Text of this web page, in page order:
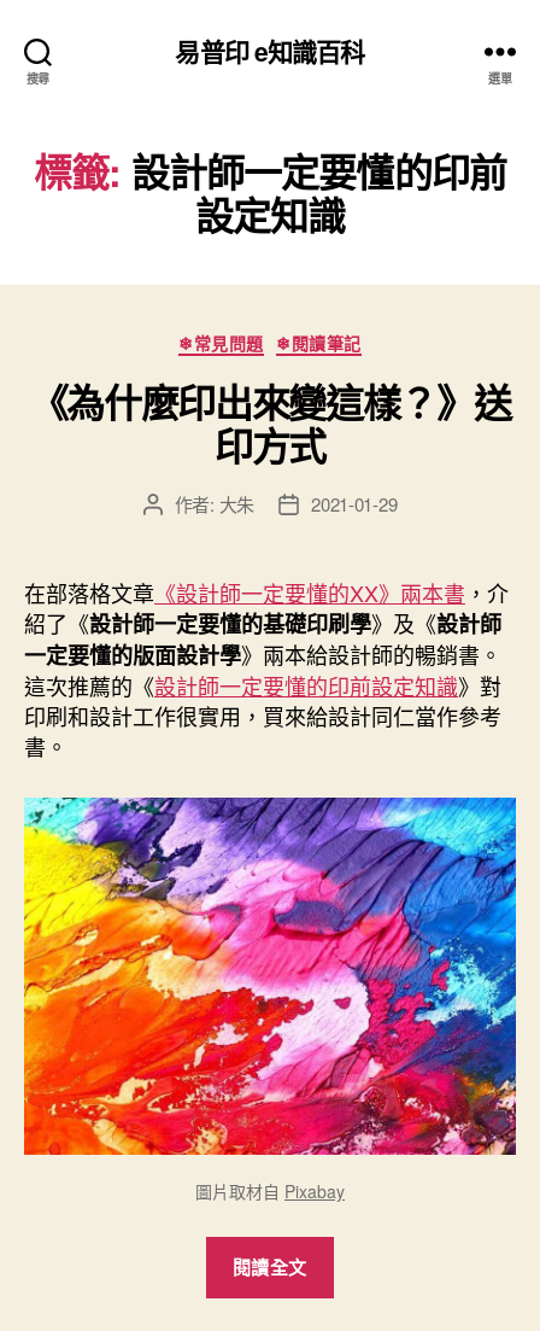
搜尋
易普印 e知識百科
選單
標籤: 設計師一定要懂的印前
設定知識
分
類
❄常見問題 ❄閱讀筆記
《為什麼印出來變這樣？》送
印方式
文
者
作者: 大朱
文
佈
日
期
2021-01-29
在部落格文章 《設計師一定要懂的XX》兩本書 ，介
紹了《設計師一定要懂的基礎印刷學》及《設計師
一定要懂的版面設計學》兩本給設計師的暢銷書。
這次推薦的《設計師一定要懂的印前設定知識》對
印刷和設計工作很實用，買來給設計同仁當作參考
書。
圖片取材自 Pixabay
閱讀全文